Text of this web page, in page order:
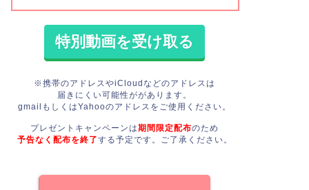
※携帯のアドレスやiCloudなどのアドレスは
届きにくい可能性ががあります。
gmailもしくはYahooのアドレスをご使用ください。
プレゼントキャンペーンは期間限定配布のため
予告なく配布を終了する予定です。 ご了承ください。